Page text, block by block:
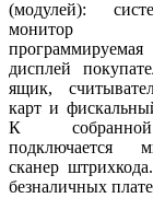
(модулей):
монитор
дисплей
ящик,
карт и
К
подключается
сканер
безналичных